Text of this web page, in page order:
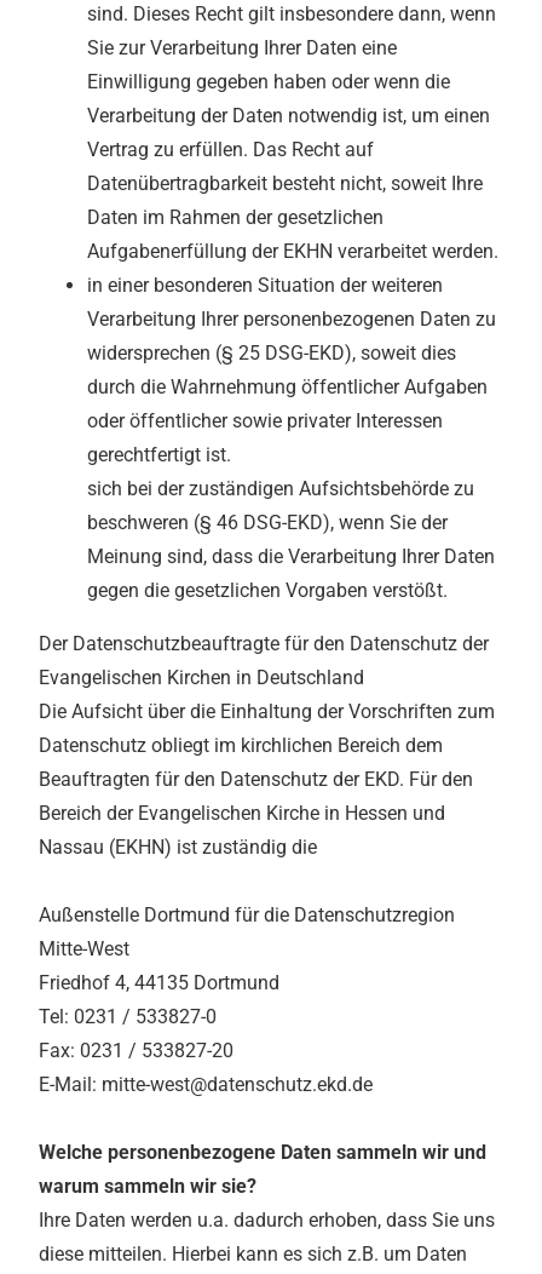
sind. Dieses Recht gilt insbesondere dann, wenn
Sie zur Verarbeitung Ihrer Daten eine
Einwilligung gegeben haben oder wenn die
Verarbeitung der Daten notwendig ist, um einen
Vertrag zu erfüllen. Das Recht auf
Datenübertragbarkeit besteht nicht, soweit Ihre
Daten im Rahmen der gesetzlichen
Aufgabenerfüllung der EKHN verarbeitet werden.
in einer besonderen Situation der weiteren
Verarbeitung Ihrer personenbezogenen Daten zu
widersprechen (§ 25 DSG-EKD), soweit dies
durch die Wahrnehmung öffentlicher Aufgaben
oder öffentlicher sowie privater Interessen
gerechtfertigt ist.
sich bei der zuständigen Aufsichtsbehörde zu
beschweren (§ 46 DSG-EKD), wenn Sie der
Meinung sind, dass die Verarbeitung Ihrer Daten
gegen die gesetzlichen Vorgaben verstößt.
Der Datenschutzbeauftragte für den Datenschutz der
Evangelischen Kirchen in Deutschland
Die Aufsicht über die Einhaltung der Vorschriften zum
Datenschutz obliegt im kirchlichen Bereich dem
Beauftragten für den Datenschutz der EKD. Für den
Bereich der Evangelischen Kirche in Hessen und
Nassau (EKHN) ist zuständig die
Außenstelle Dortmund für die Datenschutzregion
Mitte-West
Friedhof 4, 44135 Dortmund
Tel: 0231 / 533827-0
Fax: 0231 / 533827-20
E-Mail: mitte-west@datenschutz.ekd.de
Welche personenbezogene Daten sammeln wir und
warum sammeln wir sie?
Ihre Daten werden u.a. dadurch erhoben, dass Sie uns
diese mitteilen. Hierbei kann es sich z.B. um Daten